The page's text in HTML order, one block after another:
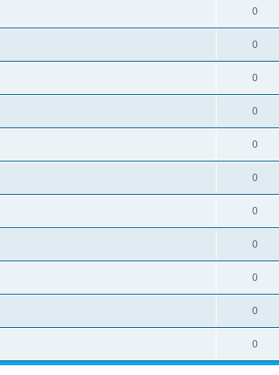
0
0
0
0
0
0
0
0
0
0
0